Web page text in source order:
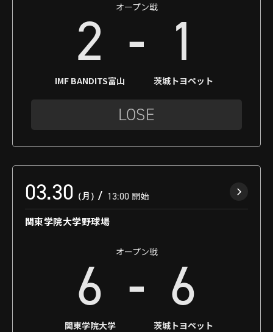
オープン戦
2
IMF BANDITS富山
- 1
茨城トヨペット
LOSE
03.30 （月） 13:00 開始
関東学院大学野球場
オープン戦
6
関東学院大学
- 6
茨城トヨペット